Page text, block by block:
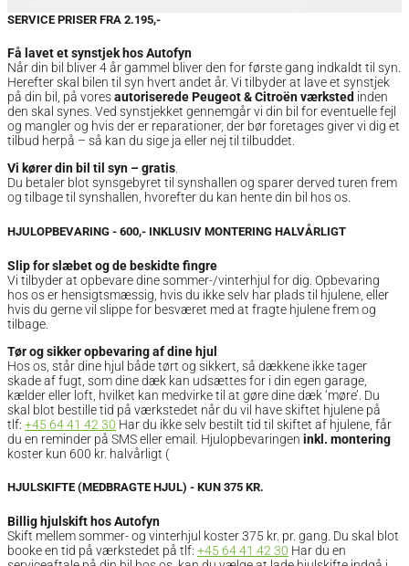
SERVICE PRISER FRA 2.195,-
Få lavet et synstjek hos Autofyn
Når din bil bliver 4 år gammel bliver den for første gang indkaldt til syn.
Herefter skal bilen til syn hvert andet år. Vi tilbyder at lave et synstjek
på din bil, på voresautoriserede Peugeot & Citroën værksted inden
den skal synes. Ved synstjekket gennemgår vi din bil for eventuelle fejl
og mangler og hvis der er reparationer, der bør foretages giver vi dig et
tilbud herpå – så kan du sige ja eller nej til tilbuddet.
Vi kører din bil til syn – gratis.
Du betaler blot synsgebyret til synshallen og sparer derved turen frem
og tilbage til synshallen, hvorefter du kan hente din bil hos os.
HJULOPBEVARING - 600,- INKLUSIV MONTERING HALVÅRLIGT
Slip for slæbet og de beskidte fingre
Vi tilbyder at opbevare dine sommer-/vinterhjul for dig. Opbevaring
hos os er hensigtsmæssig, hvis du ikke selv har plads til hjulene, eller
hvis du gerne vil slippe for besværet med at fragte hjulene frem og
tilbage.
Tør og sikker opbevaring af dine hjul
Hos os, står dine hjul både tørt og sikkert, så dækkene ikke tager
skade af fugt, som dine dæk kan udsættes for i din egen garage,
kælder eller loft, hvilket kan medvirke til at gøre dine dæk ‘møre’. Du
skal blot bestille tid på værkstedet når du vil have skiftet hjulene på
tlf: +45 64 41 42 30 Har du ikke selv bestilt tid til skiftet af hjulene, får
du en reminder på SMS eller email. Hjulopbevaringen inkl. montering
koster kun 600 kr. halvårligt (
HJULSKIFTE (MEDBRAGTE HJUL) - KUN 375 KR.
Billig hjulskift hos Autofyn
Skift mellem sommer- og vinterhjul koster 375 kr. pr. gang. Du skal blot
booke en tid på værkstedet på tlf: +45 64 41 42 30 Har du en